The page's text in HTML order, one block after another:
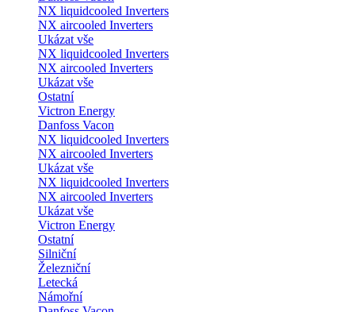
NX liquidcooled Inverters
NX aircooled Inverters
Ukázat vše
NX liquidcooled Inverters
NX aircooled Inverters
Ukázat vše
Ostatní
Victron Energy
Danfoss Vacon
NX liquidcooled Inverters
NX aircooled Inverters
Ukázat vše
NX liquidcooled Inverters
NX aircooled Inverters
Ukázat vše
Victron Energy
Ostatní
Silniční
Železniční
Letecká
Námořní